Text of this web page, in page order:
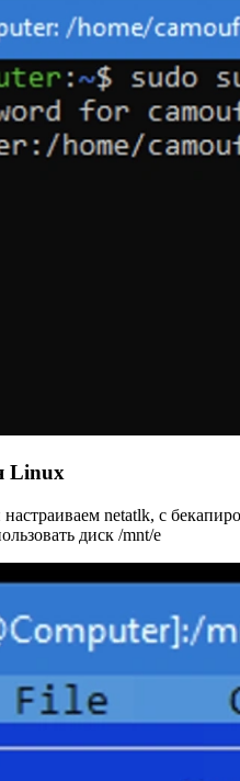
Linux
netatlk, с
диск /mnt/e